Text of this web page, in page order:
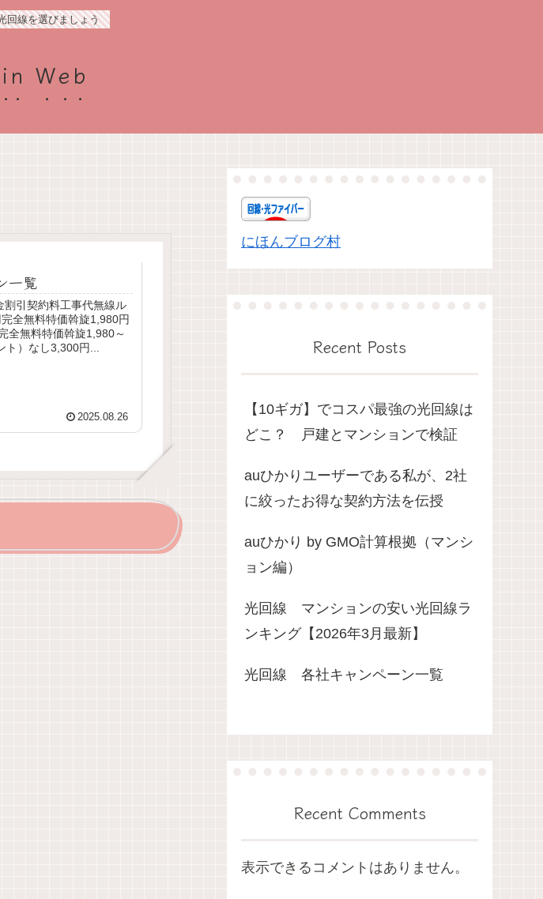
回線を選びましょう
Web
一覧
割引契約料工事代無線ル
全無料特価斡旋1,980円
全無料特価斡旋1,980～
ト）なし3,300円...
2025.08.26
にほんブログ村
Recent Posts
【10ギガ】でコスパ最強の光回線は
どこ？ 戸建とマンションで検証
auひかりユーザーである私が、2社
に絞ったお得な契約方法を伝授
auひかり by GMO計算根拠（マンシ
ョン編）
光回線 マンションの安い光回線ラ
ンキング【2026年3月最新】
光回線 各社キャンペーン一覧
Recent Comments
表示できるコメントはありません。